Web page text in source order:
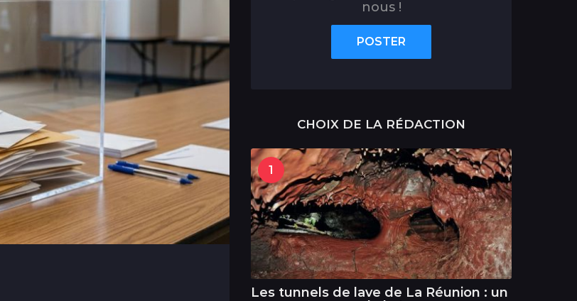
nous !
POSTER
CHOIX DE LA RÉDACTION
1
Les tunnels de lave de La Réunion : un